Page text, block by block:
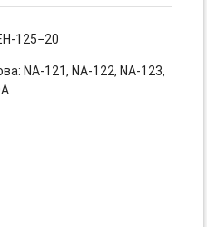
125−20
NA-121, NA-122, NA-123,